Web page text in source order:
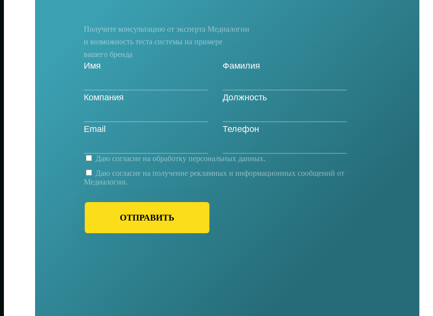
Получите консультацию от эксперта Медиалогии
и возможность теста системы на примере
вашего бренда
ОТПРАВИТЬ
Даю согласие на обработку персональных данных.
Даю согласие на получение рекламных и информационных сообщений от
Медиалогии.